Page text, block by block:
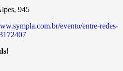
945
evento/entre-redes-